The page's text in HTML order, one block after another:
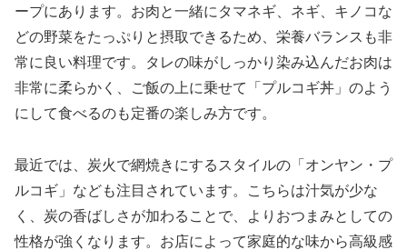
ープにあります。お肉と一緒にタマネギ、ネギ、キノコな
どの野菜をたっぷりと摂取できるため、栄養バランスも非
常に良い料理です。タレの味がしっかり染み込んだお肉は
非常に柔らかく、ご飯の上に乗せて「プルコギ丼」のよう
にして食べるのも定番の楽しみ方です。
最近では、炭火で網焼きにするスタイルの「オンヤン・プ
ルコギ」なども注目されています。こちらは汁気が少な
く、炭の香ばしさが加わることで、よりおつまみとしての
性格が強くなります。お店によって家庭的な味から高級感